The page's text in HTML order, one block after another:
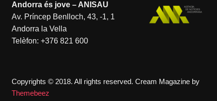
Andorra és jove – ANISAU
Av. Príncep Benlloch, 43, -1, 1
Andorra la Vella
Telèfon: +376 821 600
Copyrights © 2018. All rights reserved. Cream Magazine by
Themebeez